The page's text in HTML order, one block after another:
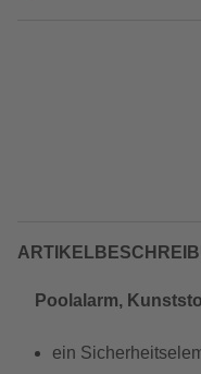
Poolalarm,
ein